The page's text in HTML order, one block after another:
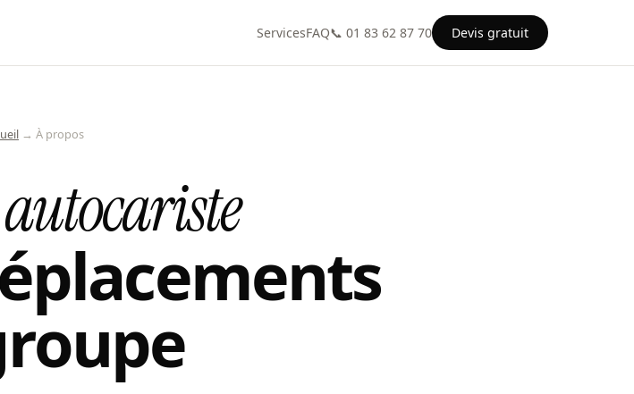
ServicesFAQ📞 01 83 62 87 70 Devis gratuit
→ À propos
autocariste